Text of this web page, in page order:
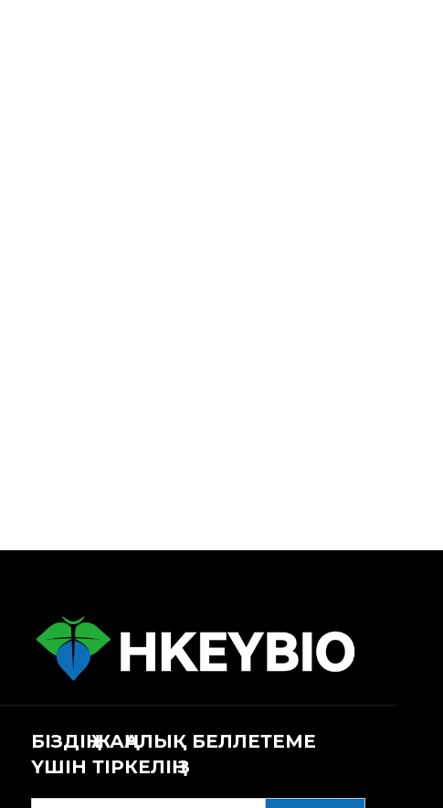
БІЗДІҢ ЖАҢАЛЫҚ БЕЛЛЕТЕМЕ
ҮШІН ТІРКЕЛІҢІЗ